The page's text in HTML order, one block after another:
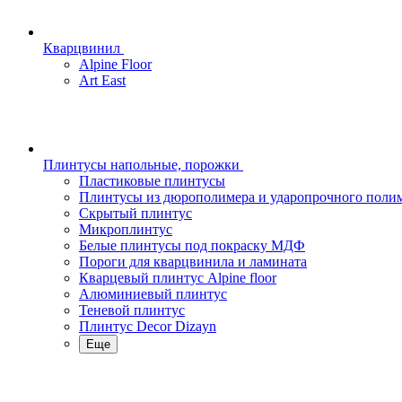
Кварцвинил
Alpine Floor
Art East
Плинтусы напольные, порожки
Пластиковые плинтусы
Плинтусы из дюрополимера и ударопрочного
Скрытый плинтус
Микроплинтус
Белые плинтусы под покраску МДФ
Пороги для кварцвинила и ламината
Кварцевый плинтус Alpine floor
Алюминиевый плинтус
Теневой плинтус
Плинтус Decor Dizayn
Еще